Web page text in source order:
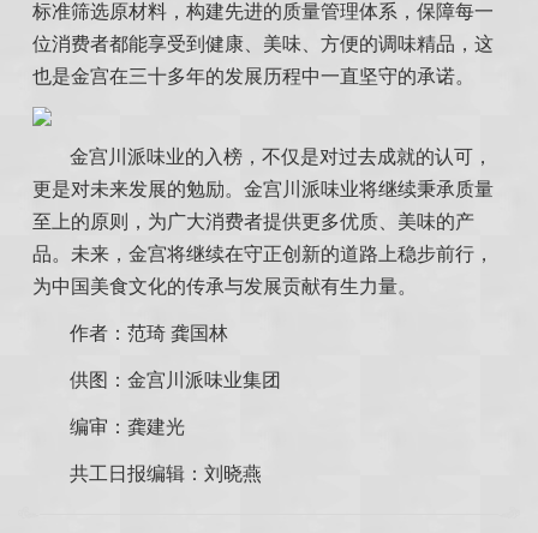
标准筛选原材料，构建先进的质量管理体系，保障每一
位消费者都能享受到健康、美味、方便的调味精品，这
也是金宫在三十多年的发展历程中一直坚守的承诺。
金宫川派味业的入榜，不仅是对过去成就的认可，
更是对未来发展的勉励。金宫川派味业将继续秉承质量
至上的原则，为广大消费者提供更多优质、美味的产
品。未来，金宫将继续在守正创新的道路上稳步前行，
为中国美食文化的传承与发展贡献有生力量。
作者：范琦 龚国林
供图：金宫川派味业集团
编审： 龚建光
共工日报编辑：刘晓燕